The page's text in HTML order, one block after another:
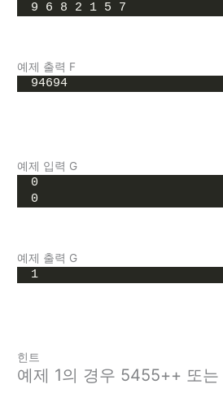
9 6 8 2 1 5 7
예제 출력 F
94694
예제 입력 G
0
0
예제 출력 G
1
힌트
예제 1의 경우 5455++ 또